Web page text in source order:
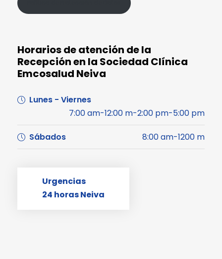
Horarios de atención de la
Recepción en la Sociedad Clínica
Emcosalud Neiva
Lunes - Viernes
7:00 am-12:00 m-2:00 pm-5:00 pm
Sábados 8:00 am-1200 m
Urgencias
24 horas Neiva